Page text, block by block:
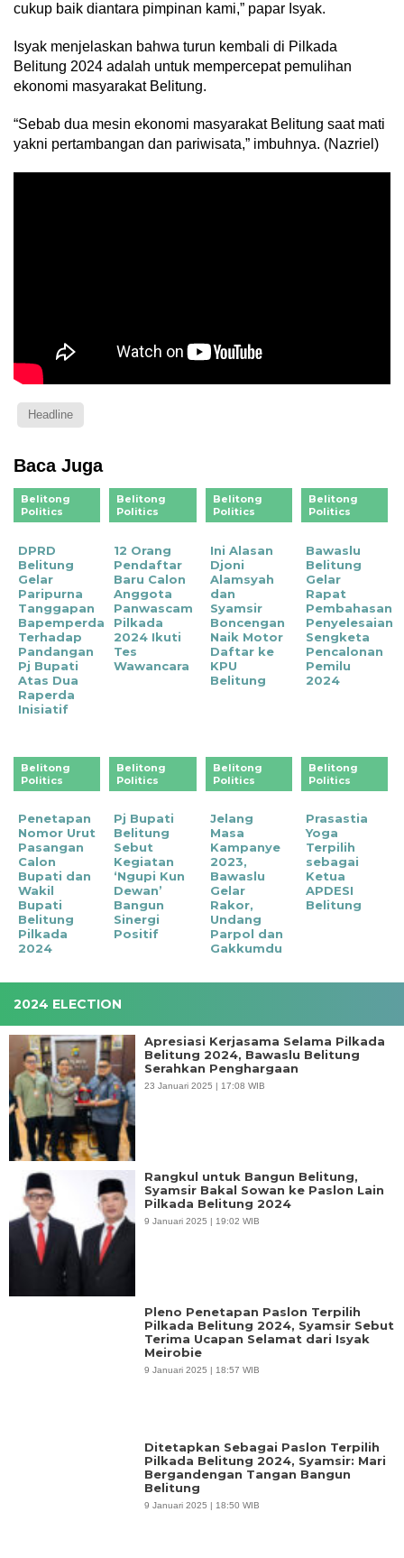
cukup baik diantara pimpinan kami,” papar Isyak.
Isyak menjelaskan bahwa turun kembali di Pilkada
Belitung 2024 adalah untuk mempercepat pemulihan
ekonomi masyarakat Belitung.
“Sebab dua mesin ekonomi masyarakat Belitung saat mati
yakni pertambangan dan pariwisata,” imbuhnya. (Nazriel)
Headline
Baca Juga
Belitong
Politics
DPRD
Belitung
Gelar
Paripurna
Tanggapan
Bapemperda
Terhadap
Pandangan
Pj Bupati
Atas Dua
Raperda
Inisiatif
Belitong
Politics
12 Orang
Pendaftar
Baru Calon
Anggota
Panwascam
Pilkada
2024 Ikuti
Tes
Wawancara
Belitong
Politics
Ini Alasan
Djoni
Alamsyah
dan
Syamsir
Boncengan
Naik Motor
Daftar ke
KPU
Belitung
Belitong
Politics
Bawaslu
Belitung
Gelar
Rapat
Pembahasan
Penyelesaian
Sengketa
Pencalonan
Pemilu
2024
Belitong
Politics
Penetapan
Nomor Urut
Pasangan
Calon
Bupati dan
Wakil
Bupati
Belitung
Pilkada
2024
Belitong
Politics
Pj Bupati
Belitung
Sebut
Kegiatan
‘Ngupi Kun
Dewan’
Bangun
Sinergi
Positif
Belitong
Politics
Jelang
Masa
Kampanye
2023,
Bawaslu
Gelar
Rakor,
Undang
Parpol dan
Gakkumdu
Belitong
Politics
Prasastia
Yoga
Terpilih
sebagai
Ketua
APDESI
Belitung
2024 ELECTION
Apresiasi Kerjasama Selama Pilkada
Belitung 2024, Bawaslu Belitung
Serahkan Penghargaan
23 Januari 2025 | 17:08 WIB
Rangkul untuk Bangun Belitung,
Syamsir Bakal Sowan ke Paslon Lain
Pilkada Belitung 2024
9 Januari 2025 | 19:02 WIB
Pleno Penetapan Paslon Terpilih
Pilkada Belitung 2024, Syamsir Sebut
Terima Ucapan Selamat dari Isyak
Meirobie
9 Januari 2025 | 18:57 WIB
Ditetapkan Sebagai Paslon Terpilih
Pilkada Belitung 2024, Syamsir: Mari
Bergandengan Tangan Bangun
Belitung
9 Januari 2025 | 18:50 WIB